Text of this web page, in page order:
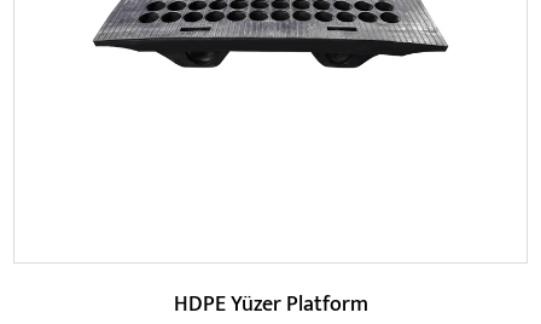
DEVAMINI OKU
HDPE Yüzer Platform